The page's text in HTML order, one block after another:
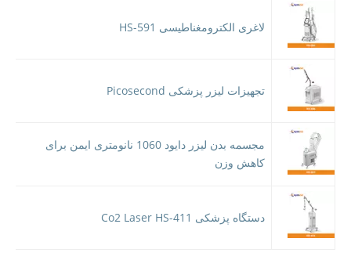
لاغری الکترومغناطیسی HS-591
تجهیزات لیزر پزشکی Picosecond
مجسمه بدن لیزر دایود 1060 نانومتری ایمن برای
کاهش وزن
دستگاه پزشکی Co2 Laser HS-411